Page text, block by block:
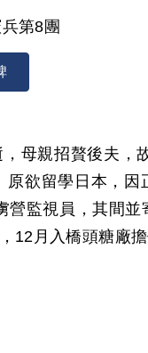
第8團
母親招贅後夫，
欲留學日本，
監視員，其間並
月入橋頭糖廠